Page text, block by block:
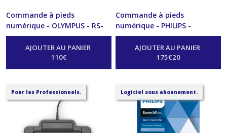
Commande à pieds
numérique - OLYMPUS - RS-
31N-Transcription
AJOUTER AU PANIER
110€
Commande à pieds
numérique - PHILIPS -
ACC2310-Transcription
AJOUTER AU PANIER
175€20
Pour les Professionnels. Logiciel sous abonnement.